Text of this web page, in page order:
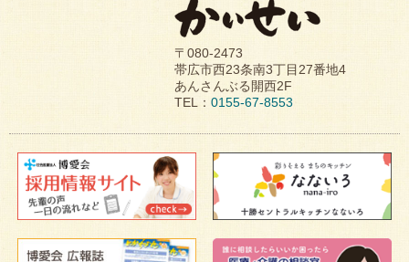
〒080-2473
帯広市西23条南3丁目27番地4
あんさんぶる開西2F
TEL：0155-67-8553